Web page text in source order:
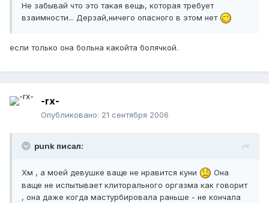
Не забывай что это такая вещь, которая требует
взаимности... Дерзай,ничего опасного в этом нет
если только она больна какойта болячкой.
-rx-
Опубликовано: 21 сентября 2006
punk писал:
Хм , а моей девушке ваще не нравится куни
Она
ваще не испытывает клиторального оргазма как говорит
, она даже когда мастурбировала раньше - не кончала